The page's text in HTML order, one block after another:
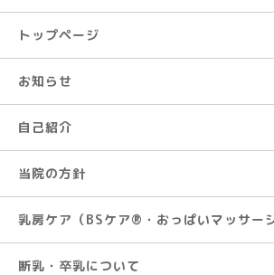
トップページ
お知らせ
自己紹介
当院の方針
乳房ケア（BSケア®︎・おっぱいマッサージ
断乳・卒乳について